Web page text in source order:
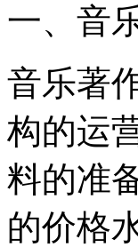
一、音
音乐著
构的运
料的准
的价格